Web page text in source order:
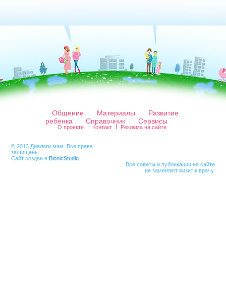
Общение Материалы
Развитие
ребенка
Справочник Сервисы
О проекте Контакт Реклама на сайте
© 2013 Диалоги мам. Все права
защищены.
Сайт создан в BionicStudio
Все советы и публикации на сайте
не заменяют визит к врачу.